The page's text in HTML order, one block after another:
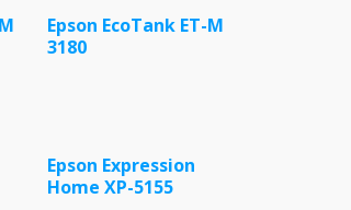
Epson EcoTank ET-M
3180
Epson Expression
Home XP-5155